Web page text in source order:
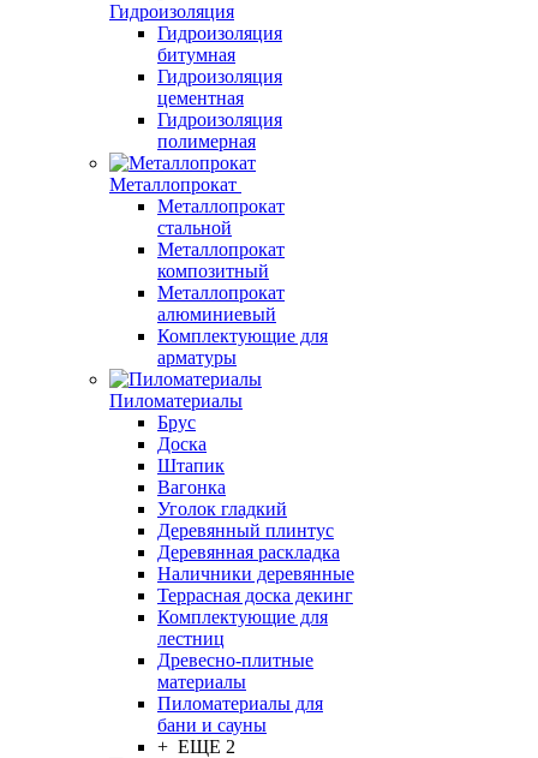
Гидроизоляция
Гидроизоляция
битумная
Гидроизоляция
цементная
Гидроизоляция
полимерная
Металлопрокат
Металлопрокат
стальной
Металлопрокат
композитный
Металлопрокат
алюминиевый
Комплектующие для
арматуры
Пиломатериалы
Брус
Доска
Штапик
Вагонка
Уголок гладкий
Деревянный плинтус
Деревянная раскладка
Наличники деревянные
Террасная доска декинг
Комплектующие для
лестниц
Древесно-плитные
материалы
Пиломатериалы для
бани и сауны
+ ЕЩЕ 2